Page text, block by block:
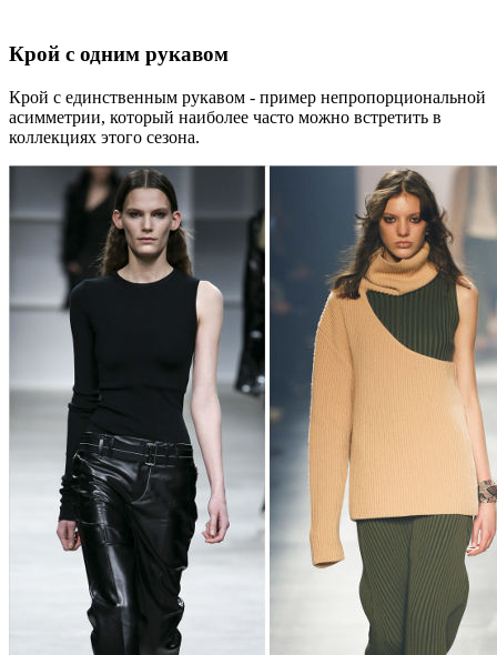
Крой с одним рукавом
Крой с единственным рукавом - пример непропорциональной
асимметрии, который наиболее часто можно встретить в
коллекциях этого сезона.